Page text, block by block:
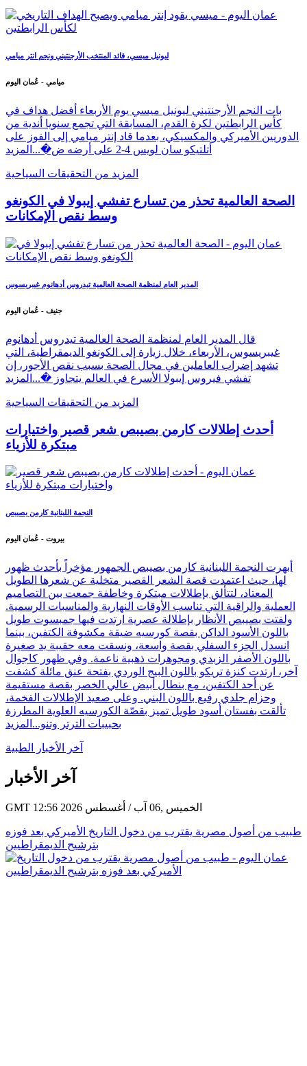
ليونيل ميسي، قائد المنتخب الأرجنتيني ونجم انتر ميامي
ميامي - عُمان اليوم
بات النجم الأرجنتيني ليونيل ميسي يوم الأربعاء أفضل هداف في
كأس الرابطتين لكرة القدم، المسابقة التي تجمع سنويا أندية من
الدوريين الأميركي والمكسيكي، بعدما قاد إنتر ميامي إلى الفوز على
أتلتيكو سان لويس 4-2 على أرضه ض�...
المزيد
المزيد من التحقيقات السياحية
الصحة العالمية تحذر من تسارع تفشي إيبولا في الكونغو
وسط نقص الإمكانات
المدير العام لمنظمة الصحة العالمية تيدروس أدهانوم غيبريسوس
جنيف - عُمان اليوم
قال المدير العام لمنظمة الصحة العالمية تيدروس أدهانوم
غيبريسوس، الأربعاء، خلال زيارة إلى الكونغو الديمقراطية، التي
تشهد إضراب العاملين في مجال الصحة بسبب نقص الأجور، إن
تفشي فيروس إيبولا الأسرع في العالم يتجاوز �... المزيد
المزيد من التحقيقات السياحية
أحدث إطلالات كارمن بصيبص شعر قصير واختيارات
مبتكرة للأزياء
النجمة اللبنانية كارمن بصيبص
بيروت - عُمان اليوم
أبهرت النجمة اللبنانية كارمن بصيبص الجمهور مؤخراً بأحدث ظهور
لها، حيث اعتمدت قصة الشعر القصير متخلية عن شعرها الطويل
المعتاد، لتتألق بإطلالات مبتكرة وخاطفة جمعت بين التصاميم
العملية والراقية التي تناسب الأوقات النهارية والمناسبات الرسمية.
ولفتت بصيبص الأنظار بإطلالة عصرية ارتدت فيها جمبسوت طويل
باللون الأسود الداكن بقصة كورسيه ضيقة مكشوفة الكتفين، بينما
انسدل الجزء السفلي بقصة واسعة، ونسقت معه حقيبة يد صغيرة
باللون الأصفر الزبدي ومجوهرات ذهبية ناعمة. وفي ظهور كاجوال
آخر، ارتدت كنزة تريكو باللون البيج الوردي بفتحة عنق مائلة كشفت
عن أحد الكتفين، مع بنطال أبيض عالي الخصر بقصة مستقيمة
وحزام جلدي رفيع باللون البني. وعلى صعيد الإطلالات الفخمة،
تألقت بفستان أسود طويل تميز بقصّة الكورسيه العلوية المطرزة
بحبيبات الترتر وتنو... المزيد
آخر الأخبار الطبية
آخر الأخبار
GMT 12:56 2026 الخميس ,06 آب / أغسطس
طبيب من أصول مصرية يقترب من دخول التاريخ الأميركي بعد فوزه
بترشيح الديمقراطيين